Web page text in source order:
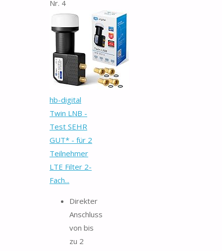
Nr. 4
hb-digital
Twin LNB -
Test SEHR
GUT* - für 2
Teilnehmer
LTE Filter 2-
Fach...
Direkter
Anschluss
von bis
zu 2